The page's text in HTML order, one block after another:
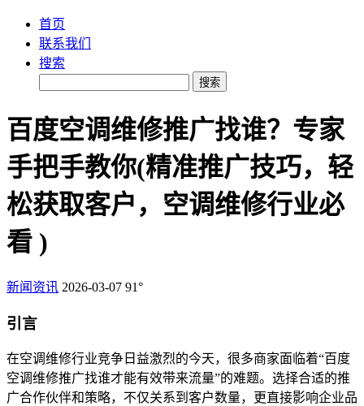
首页
联系我们
搜索
搜索
百度空调维修推广找谁？专家
手把手教你(精准推广技巧，轻
松获取客户，空调维修行业必
看 )
新闻资讯 2026-03-07 91°
引言
在空调维修行业竞争日益激烈的今天，很多商家面临着“百度
空调维修推广找谁才能有效带来流量”的难题。选择合适的推
广合作伙伴和策略，不仅关系到客户数量，更直接影响企业品